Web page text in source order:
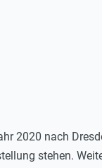
2020 nach
stehen.